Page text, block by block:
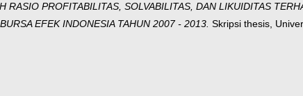
RASIO PROFITABILITAS, SOLVABILITAS, DAN LIKUIDITAS
EFEK INDONESIA TAHUN 2007 - 2013. Skripsi thesis,